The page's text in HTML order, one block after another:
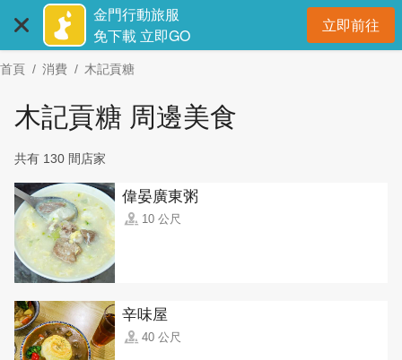
主
要
金門行動旅服
免下載 立即GO
立即前往開
首頁 消費 木記貢糖
木記貢糖 周邊美食
共有 130 間店家
偉晏廣東粥
10 公尺
辛味屋
40 公尺